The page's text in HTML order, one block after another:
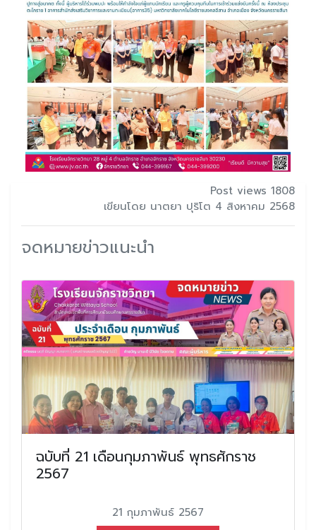
Post views 1808
เขียนโดย นาตยา ปุริโต 4 สิงหาคม 2568
จดหมายข่าวแนะนำ
ฉบับที่ 21 เดือนกุมภาพันธ์ พุทธศักราช
2567
21 กุมภาพันธ์ 2567